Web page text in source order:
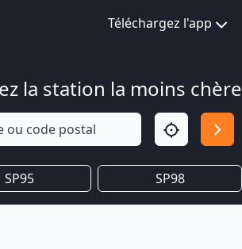
Téléchargez l'app
la station la moins chère
SP95 SP98